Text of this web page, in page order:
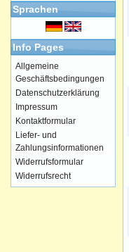
Sprachen
Info Pages
Allgemeine
Geschäftsbedingungen
Datenschutzerklärung
Impressum
Kontaktformular
Liefer- und
Zahlungsinformationen
Widerrufsformular
Widerrufsrecht